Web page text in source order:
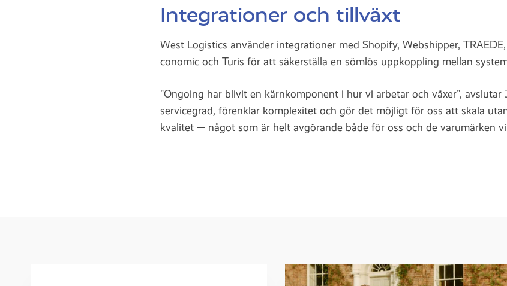
Integrationer och tillväxt
West Logistics använder integrationer med Shopify, Webshipper,
conomic och Turis för att säkerställa en sömlös uppkoppling mellan
”Ongoing har blivit en kärnkomponent i hur vi arbetar och växer”, avslutar
servicegrad, förenklar komplexitet och gör det möjligt för oss att skala
kvalitet — något som är helt avgörande både för oss och de varumärken vi